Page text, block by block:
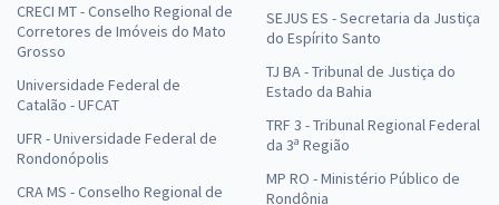
CRECI MT - Conselho Regional de
Corretores de Imóveis do Mato
Grosso
Universidade Federal de
Catalão - UFCAT
UFR - Universidade Federal de
Rondonópolis
CRA MS - Conselho Regional de
SEJUS ES - Secretaria da Justiça
do Espírito Santo
TJ BA - Tribunal de Justiça do
Estado da Bahia
TRF 3 - Tribunal Regional Federal
da 3ª Região
MP RO - Ministério Público de
Rondônia